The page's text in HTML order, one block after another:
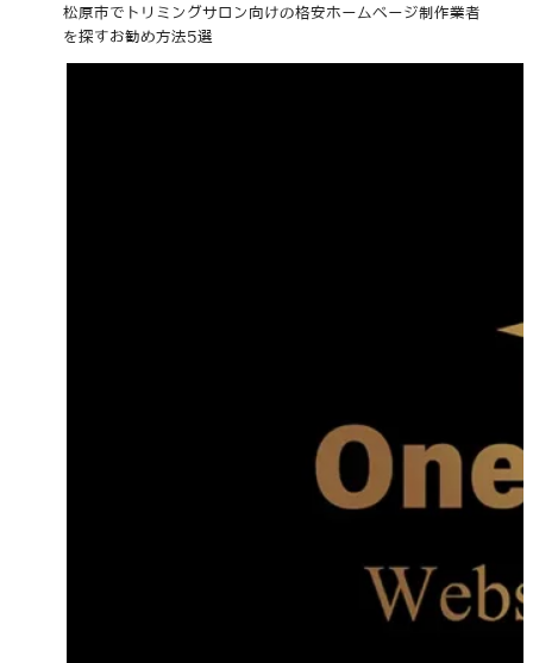
松原市でトリミングサロン向けの格安ホームページ制作業者
を探すお勧め方法5選